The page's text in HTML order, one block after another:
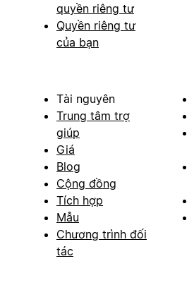
quyền riêng tư
Quyền riêng tư
của bạn
Tài nguyên
Trung tâm trợ
giúp
Giá
Blog
Cộng đồng
Tích hợp
Mẫu
Chương trình đối
tác